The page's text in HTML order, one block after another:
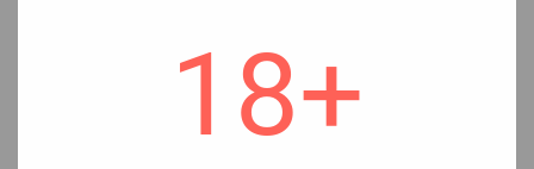
18+
🧊Наявність
🤔Смак
холодка